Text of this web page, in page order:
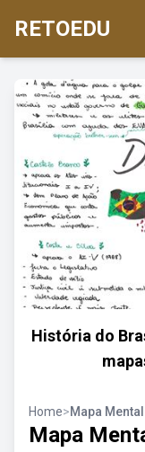
RETOEDU
História do
Home>Mapa
Mapa